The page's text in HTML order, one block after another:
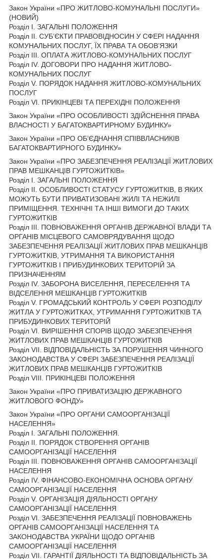
Закон України «ПРО ЖИТЛОВО-КОМУНАЛЬНІ ПОСЛУГИ»
(НОВИЙ)
Розділ I. ЗАГАЛЬНІ ПОЛОЖЕННЯ
Розділ II. СУБ’ЄКТИ ПРАВОВІДНОСИН У СФЕРІ НАДАННЯ
КОМУНАЛЬНИХ ПОСЛУГ, ЇХ ПРАВА ТА ОБОВ’ЯЗКИ
Розділ III. ОПЛАТА ЖИТЛОВО-КОМУНАЛЬНИХ ПОСЛУГ
Розділ IV. ДОГОВОРИ ПРО НАДАННЯ ЖИТЛОВО-
КОМУНАЛЬНИХ ПОСЛУГ
Розділ V. ПОРЯДОК НАДАННЯ ЖИТЛОВО-КОМУНАЛЬНИХ
ПОСЛУГ
Розділ VI. ПРИКІНЦЕВІ ТА ПЕРЕХІДНІ ПОЛОЖЕННЯ
Закон України «ПРО ОСОБЛИВОСТІ ЗДІЙСНЕННЯ ПРАВА
ВЛАСНОСТІ У БАГАТОКВАРТИРНОМУ БУДИНКУ»
Закон України «ПРО ОБ’ЄДНАННЯ СПІВВЛАСНИКІВ
БАГАТОКВАРТИРНОГО БУДИНКУ»
Закон України «ПРО ЗАБЕЗПЕЧЕННЯ РЕАЛІЗАЦІЇ ЖИТЛОВИХ
ПРАВ МЕШКАНЦІВ ГУРТОЖИТКІВ»
Розділ I. ЗАГАЛЬНІ ПОЛОЖЕННЯ
Розділ II. ОСОБЛИВОСТІ СТАТУСУ ГУРТОЖИТКІВ, В ЯКИХ
МОЖУТЬ БУТИ ПРИВАТИЗОВАНІ ЖИЛІ ТА НЕЖИЛІ
ПРИМІЩЕННЯ. ТЕХНІЧНІ ТА ІНШІ ВИМОГИ ДО ТАКИХ
ГУРТОЖИТКІВ
Розділ III. ПОВНОВАЖЕННЯ ОРГАНІВ ДЕРЖАВНОЇ ВЛАДИ ТА
ОРГАНІВ МІСЦЕВОГО САМОВРЯДУВАННЯ ЩОДО
ЗАБЕЗПЕЧЕННЯ РЕАЛІЗАЦІЇ ЖИТЛОВИХ ПРАВ МЕШКАНЦІВ
ГУРТОЖИТКІВ, УТРИМАННЯ ТА ВИКОРИСТАННЯ
ГУРТОЖИТКІВ І ПРИБУДИНКОВИХ ТЕРИТОРІЙ ЗА
ПРИЗНАЧЕННЯМ
Розділ IV. ЗАБОРОНА ВИСЕЛЕННЯ, ПЕРЕСЕЛЕННЯ ТА
ВІДСЕЛЕННЯ МЕШКАНЦІВ ГУРТОЖИТКІВ
Розділ V. ГРОМАДСЬКИЙ КОНТРОЛЬ У СФЕРІ РОЗПОДІЛУ
ЖИТЛА У ГУРТОЖИТКАХ, УТРИМАННЯ ГУРТОЖИТКІВ ТА
ПРИБУДИНКОВИХ ТЕРИТОРІЙ
Розділ VI. ВИРІШЕННЯ СПОРІВ ЩОДО ЗАБЕЗПЕЧЕННЯ
ЖИТЛОВИХ ПРАВ МЕШКАНЦІВ ГУРТОЖИТКІВ
Розділ VII. ВІДПОВІДАЛЬНІСТЬ ЗА ПОРУШЕННЯ ЧИННОГО
ЗАКОНОДАВСТВА У СФЕРІ ЗАБЕЗПЕЧЕННЯ РЕАЛІЗАЦІЇ
ЖИТЛОВИХ ПРАВ МЕШКАНЦІВ ГУРТОЖИТКІВ
Розділ VIII. ПРИКІНЦЕВІ ПОЛОЖЕННЯ
Закон України «ПРО ПРИВАТИЗАЦІЮ ДЕРЖАВНОГО
ЖИТЛОВОГО ФОНДУ»
Закон України «ПРО ОРГАНИ САМООРГАНІЗАЦІЇ
НАСЕЛЕННЯ»
Розділ I. ЗАГАЛЬНІ ПОЛОЖЕННЯ.
Розділ II. ПОРЯДОК СТВОРЕННЯ ОРГАНІВ
САМООРГАНІЗАЦІЇ НАСЕЛЕННЯ
Розділ III. ПОВНОВАЖЕННЯ ОРГАНІВ САМООРГАНІЗАЦІЇ
НАСЕЛЕННЯ
Розділ IV. ФІНАНСОВО-ЕКОНОМІЧНА ОСНОВА ОРГАНУ
САМООРГАНІЗАЦІЇ НАСЕЛЕННЯ
Розділ V. ОРГАНІЗАЦІЯ ДІЯЛЬНОСТІ ОРГАНУ
САМООРГАНІЗАЦІЇ НАСЕЛЕННЯ
Розділ VI. ЗАБЕЗПЕЧЕННЯ РЕАЛІЗАЦІЇ ПОВНОВАЖЕНЬ
ОРГАНІВ САМООРГАНІЗАЦІЇ НАСЕЛЕННЯ ТА
ЗАКОНОДАВСТВА УКРАЇНИ ЩОДО ОРГАНІВ
САМООРГАНІЗАЦІЇ НАСЕЛЕННЯ
Розділ VII. ГАРАНТІЇ ДІЯЛЬНОСТІ ТА ВІДПОВІДАЛЬНІСТЬ ЗА